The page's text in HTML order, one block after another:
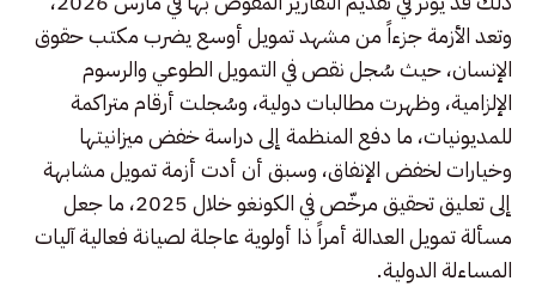
وتعد الأزمة جزءاً من مشهد تمويل أوسع يضرب مكتب حقوق
الإنسان، حيث سُجل نقص في التمويل الطوعي والرسوم
الإلزامية، وظهرت مطالبات دولية، وسُجلت أرقام متراكمة
للمديونيات، ما دفع المنظمة إلى دراسة خفض ميزانيتها
وخيارات لخفض الإنفاق، وسبق أن أدت أزمة تمويل مشابهة
إلى تعليق تحقيق مرخّص في الكونغو خلال 2025، ما جعل
مسألة تمويل العدالة أمراً ذا أولوية عاجلة لصيانة فعالية آليات
المساءلة الدولية.